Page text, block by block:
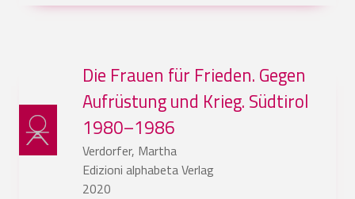
Die Frauen für Frieden. Gegen
Aufrüstung und Krieg. Südtirol
1980–1986
Verdorfer, Martha
Edizioni alphabeta Verlag
2020